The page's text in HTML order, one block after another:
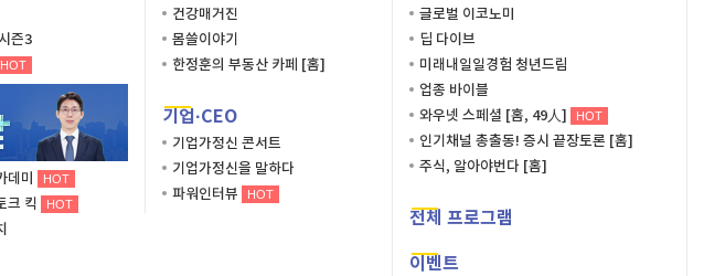
즌3
HOT
데미 HOT
크 킥 HOT
건강매거진
몸쓸이야기
한정훈의 부동산 카페 [홈]
기업·CEO
기업가정신 콘서트
기업가정신을 말하다
파워인터뷰
HOT
글로벌 이코노미
딥 다이브
미래내일일경험 청년드림
업종 바이블
와우넷 스페셜 [홈, 49人]
HOT
인기채널 총출동! 증시 끝장토론 [홈]
주식, 알아야번다 [홈]
전체 프로그램
이벤트